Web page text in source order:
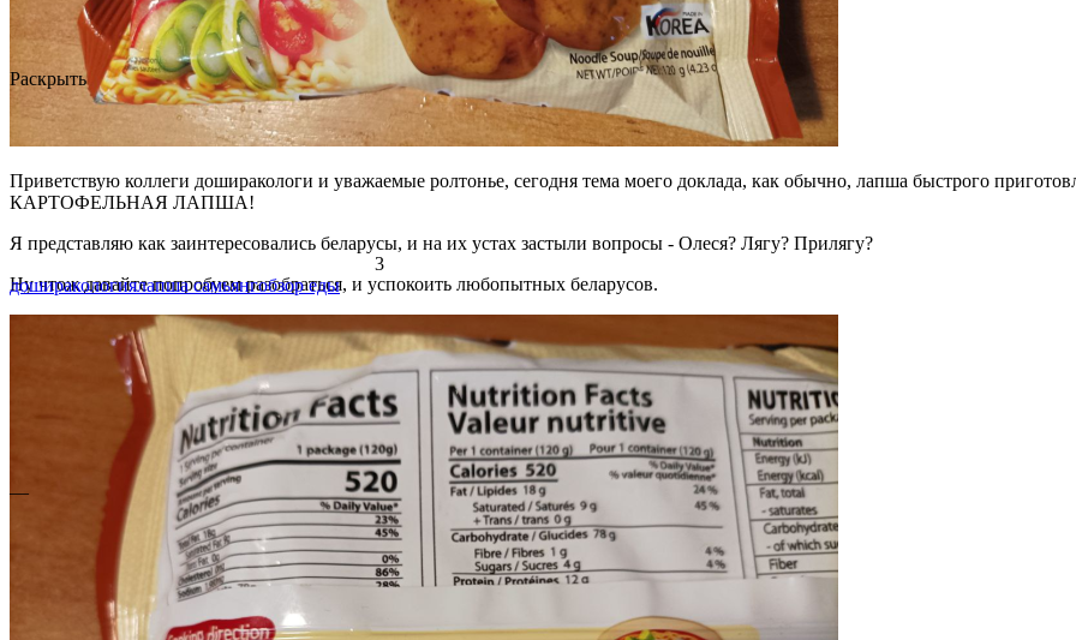
Приветствую коллеги доширакологи и уважаемые ролтонье, сегодня тема моего доклада, как обычно, лапша быстрого
КАРТОФЕЛЬНАЯ ЛАПША!
Я представляю как заинтересовались беларусы, и на их устах застыли вопросы - Олеся? Лягу? Прилягу?
Ну чтож давайте попробуем разобраться, и успокоить любопытных беларусов.
Раскрыть
3
доширакологиялапша самьянгобзор еды
—